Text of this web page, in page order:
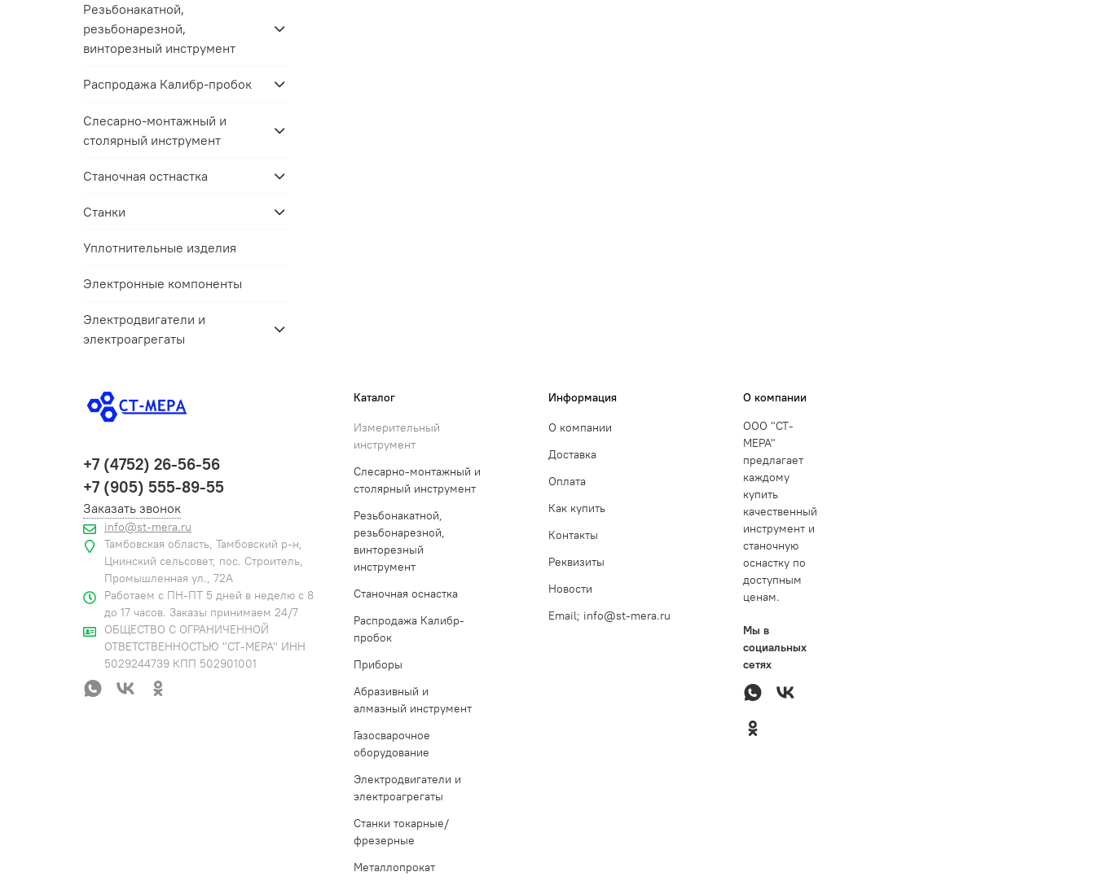
Резьбонакатной,
резьбонарезной,
винторезный инструмент
Распродажа Калибр-пробок
Слесарно-монтажный и
столярный инструмент
Станочная остнастка
Станки
Уплотнительные изделия
Электронные компоненты
Электродвигатели и
электроагрегаты
Каталог
Измерительный
инструмент
Слесарно-монтажный и
столярный инструмент
Резьбонакатной,
резьбонарезной,
винторезный
инструмент
Станочная оснастка
Распродажа Калибр-
пробок
Приборы
Абразивный и
алмазный инструмент
Газосварочное
оборудование
Электродвигатели и
электроагрегаты
Станки токарные/
фрезерные
Металлопрокат
Информация
О компании
Доставка
Оплата
Как купить
Контакты
Реквизиты
Новости
Email; info@st-mera.ru
О компании
ООО "СТ-
МЕРА"
предлагает
каждому
купить
качественный
инструмент и
станочную
оснастку по
доступным
ценам.
Мы в
социальных
сетях
+7 (4752) 26-56-56
+7 (905) 555-89-55
Заказать звонок
info@st-mera.ru
Тамбовская область, Тамбовский р-н,
Цнинский сельсовет, пос. Строитель,
Промышленная ул., 72А
Работаем с ПН-ПТ 5 дней в неделю с 8
до 17 часов. Заказы принимаем 24/7
ОБЩЕСТВО С ОГРАНИЧЕННОЙ
ОТВЕТСТВЕННОСТЬЮ "СТ-МЕРА" ИНН
5029244739 КПП 502901001